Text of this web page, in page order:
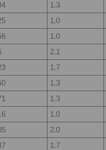
1.3
1.0
1.0
2.1
1.7
1.3
1.3
1.0
2.0
1.7